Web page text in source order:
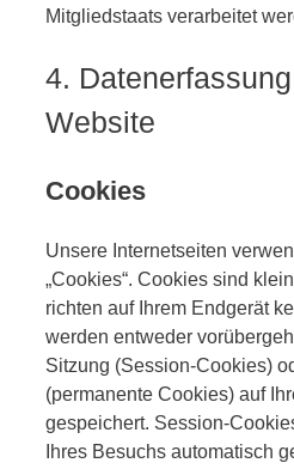
Mitgliedstaats verarbeitet
4.
Website
Cookies
Unsere Internetseiten
„Cookies“. Cookies sind
richten auf Ihrem Endgerät
werden entweder
Sitzung (Session-Cookies)
(permanente Cookies) auf
gespeichert. Session-
Ihres Besuchs automatisch